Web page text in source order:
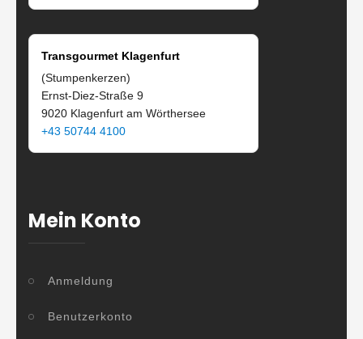
Transgourmet Klagenfurt
(Stumpenkerzen)
Ernst-Diez-Straße 9
9020 Klagenfurt am Wörthersee
+43 50744 4100
Mein Konto
Anmeldung
Benutzerkonto